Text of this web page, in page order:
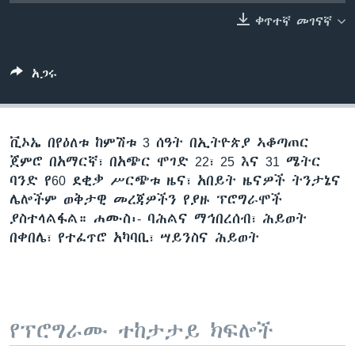
ቀጥተኛ መገናኛ
አጋሩ
ቪኦኤ በየዕለቱ ከምሽቱ 3 ሰዓት በኢትዮጵያ ኣቆጣጠር
ጀምሮ በአማርኛ፣ በአጭር ሞገድ 22፣ 25 እና 31 ሜትር
ባንድ የ60 ደቂቃ ሥርጭቱ ዜና፣ አበይት ዜናዎች ትንታኔና
ሌሎችም ወቅታዊ መረጃዎችን የያዙ ፕሮግራሞች
ያስተላልፋል። ሐሙስ፡- ባሕልና ማኅበረሰብ፣ ሕይወት
በቀበሌ፣ የተፈጥሮ አካባቢ፣ ሣይንስና ሕይወት
የፕሮግራሙ ተከታታይ ክፍሎች